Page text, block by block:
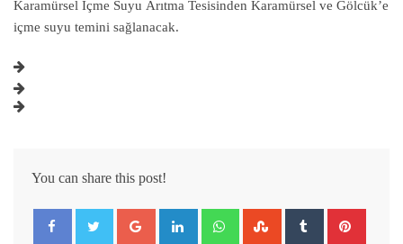
Karamürsel İçme Suyu Arıtma Tesisinden Karamürsel ve Gölcük’e
içme suyu temini sağlanacak.
You can share this post!